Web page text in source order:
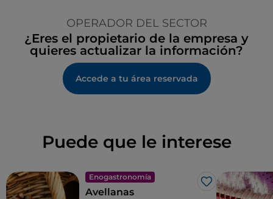
OPERADOR DEL SECTOR
¿Eres el propietario de la empresa y
quieres actualizar la información?
Accede a tu área reservada
Puede que le interese
Enogastronomía
Me gusta
Avellanas